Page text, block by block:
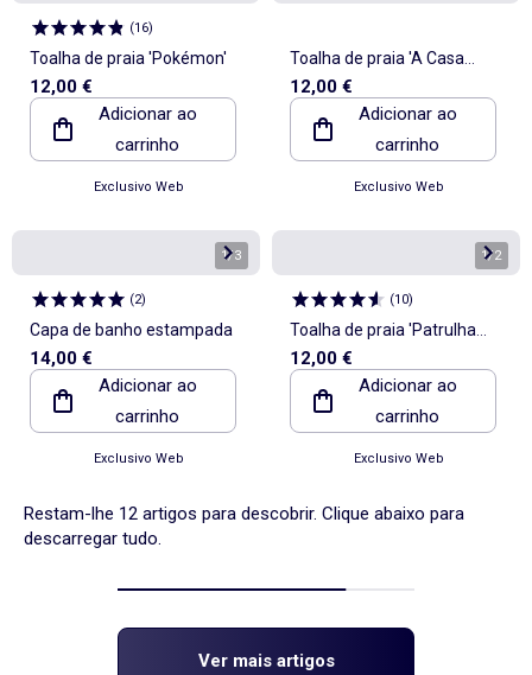
(16)
Toalha de praia 'Pokémon'
12,00 €
Adicionar ao
carrinho
Exclusivo Web
Toalha de praia 'A Casa
Mágica da Gaby'
12,00 €
Adicionar ao
carrinho
Exclusivo Web
1/3
(2)
Capa de banho estampada
14,00 €
Adicionar ao
carrinho
Exclusivo Web
1/2
(10)
Toalha de praia 'Patrulha
Pata'
12,00 €
Adicionar ao
carrinho
Exclusivo Web
Restam-lhe 12 artigos para descobrir. Clique abaixo para
descarregar tudo.
Ver mais artigos